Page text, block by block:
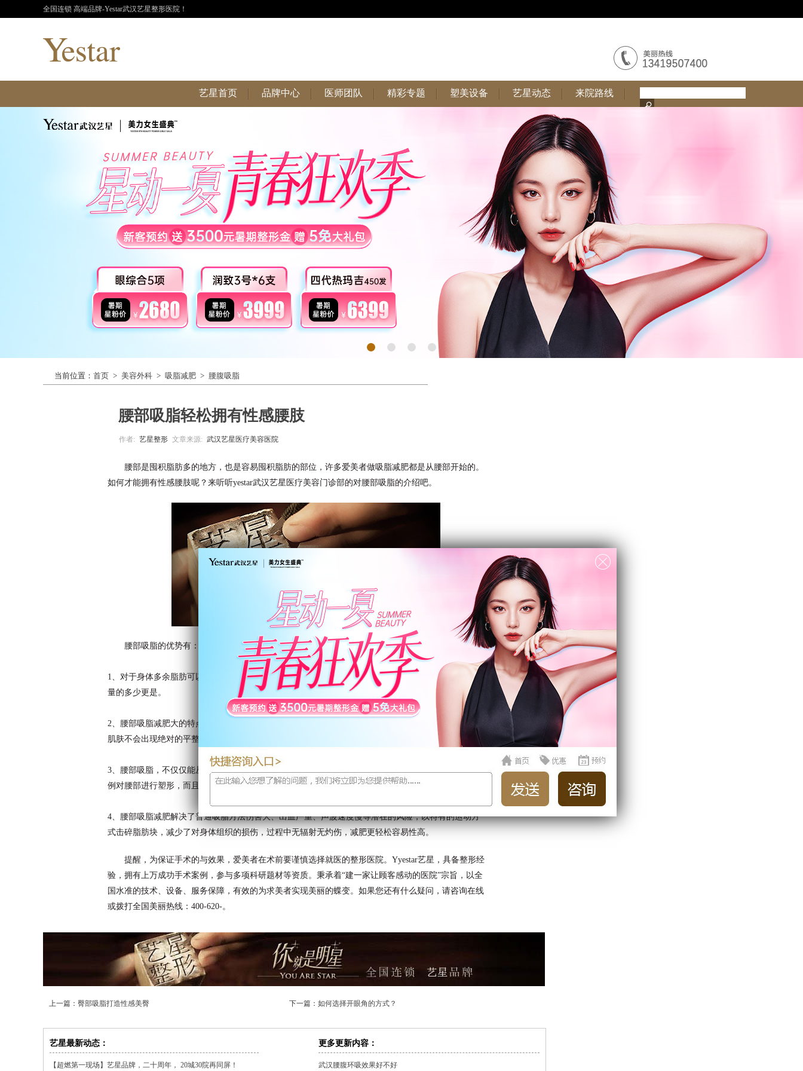
全国连锁 高端品牌-Yestar武汉艺星整形医院！
艺星首页 品牌中心 医师团队 精彩专题 塑美设备 艺星动态 来院路线
当前位置： 首页 > 美容外科 > 吸脂减肥 > 腰腹吸脂
腰部吸脂轻松拥有性感腰肢
作者: 艺星整形 文章来源: 武汉艺星医疗美容医院
腰部是囤积脂肪多的地方，也是容易囤积脂肪的部位，许多爱美者做吸脂减肥都是从腰部开始的。
如何才能拥有性感腰肢呢？来听听yestar武汉艺星医疗美容门诊部的对腰部吸脂的介绍吧。
腰部吸脂的优势有：
1、对于身体多余脂肪可以支对性的抽吸，与其它吸脂术相比，速度得到了很大的提高，吸脂尺寸以及
量的多少更是。
2、腰部吸脂减肥大的特点就是能够吸取大量的脂肪比普通吸取的量大得多，并且省时省力，术后虽然
肌肤不会出现绝对的平整，但在术后注意进行护理，肌肤一样会变得光滑细腻。
3、腰部吸脂，不仅仅能从根本上解决脂肪堆积现象，摆脱负担，获得轻捷。更是按照人体黄金分割比
例对腰部进行塑形，而且不会产生凹凸不平的现象，让皮肤变得紧致平滑，让你瘦得美丽。
4、腰部吸脂减肥解决了普通吸脂方法伤害大、出血严重、声波速度慢等潜在的风险，以特有的运动方
式击碎脂肪块，减少了对身体组织的损伤，过程中无辐射无灼伤，减肥更轻松容易性高。
提醒，为保证手术的与效果，爱美者在术前要谨慎选择就医的整形医院。Yyestar艺星，具备整形经
验，拥有上万成功手术案例，参与多项科研题材等资质。秉承着“建一家让顾客感动的医院”宗旨，以全
国水准的技术、设备、服务保障，有效的为求美者实现美丽的蝶变。如果您还有什么疑问，请咨询在线
或拨打全国美丽热线：400-620-。
上一篇： 臀部吸脂打造性感美臀 下一篇： 如何选择开眼角的方式？
艺星最新动态：
【超燃第一现场】艺星品牌，二十周年， 20城30院再同屏！
更多更新内容：
武汉腰腹环吸效果好不好